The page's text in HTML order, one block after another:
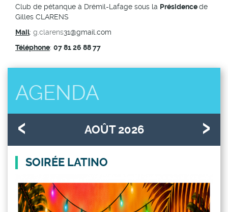
Club de pétanque à Drémil-Lafage sous la Présidencede
Gilles CLARENS
Mail: g.clarens31@gmail.com
Téléphone: 07 81 26 88 77
AGENDA
AOÛT 2026
SOIRÉE LATINO